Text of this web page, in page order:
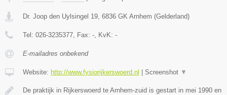
Dr. Joop den Uylsingel 19, 6836 GK Arnhem (Gelderland)
Tel: 026-3235377, Fax: -, KvK: -
E-mailadres onbekend
Website: http://www.fysiorijkerswoerd.nl Screenshot ▼
De praktijk in Rijkerswoerd te Arnhem-zuid is gestart in mei 1990 en